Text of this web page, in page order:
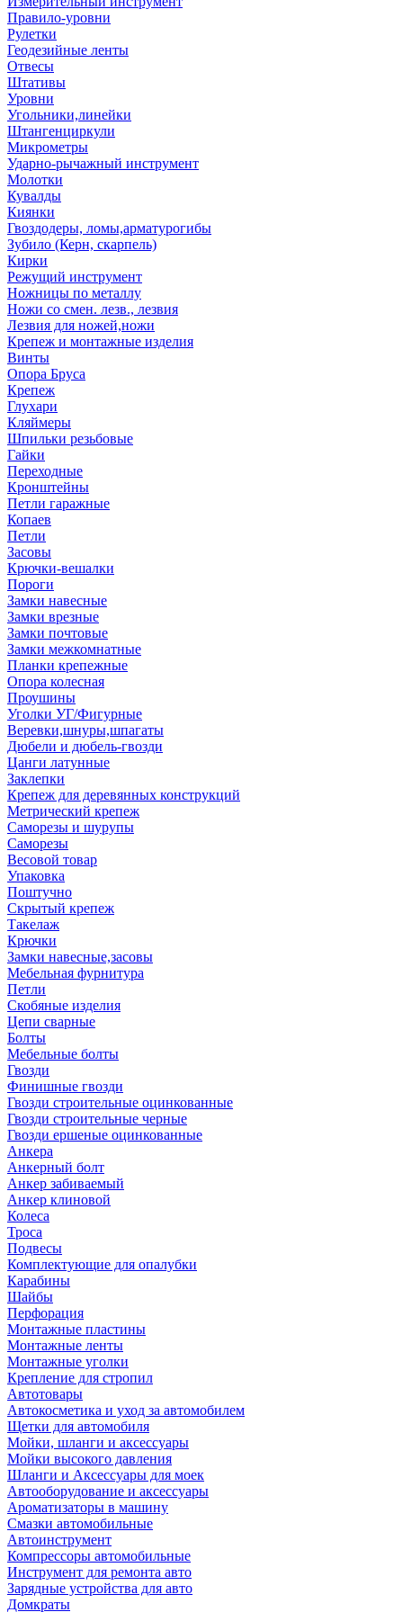
Правило-уровни
Рулетки
Геодезийные ленты
Отвесы
Штативы
Уровни
Угольники,линейки
Штангенциркули
Микрометры
Ударно-рычажный инструмент
Молотки
Кувалды
Киянки
Гвоздодеры, ломы,арматурогибы
Зубило (Керн, скарпель)
Кирки
Режущий инструмент
Ножницы по металлу
Ножи со смен. лезв., лезвия
Лезвия для ножей,ножи
Крепеж и монтажные изделия
Винты
Опора Бруса
Крепеж
Глухари
Кляймеры
Шпильки резьбовые
Гайки
Переходные
Кронштейны
Петли гаражные
Копаев
Петли
Засовы
Крючки-вешалки
Пороги
Замки навесные
Замки врезные
Замки почтовые
Замки межкомнатные
Планки крепежные
Опора колесная
Проушины
Уголки УГ/Фигурные
Веревки,шнуры,шпагаты
Дюбели и дюбель-гвозди
Цанги латунные
Заклепки
Крепеж для деревянных конструкций
Метрический крепеж
Саморезы и шурупы
Саморезы
Весовой товар
Упаковка
Поштучно
Скрытый крепеж
Такелаж
Крючки
Замки навесные,засовы
Мебельная фурнитура
Петли
Скобяные изделия
Цепи сварные
Болты
Мебельные болты
Гвозди
Финишные гвозди
Гвозди строительные оцинкованные
Гвозди строительные черные
Гвозди ершеные оцинкованные
Анкера
Анкерный болт
Анкер забиваемый
Анкер клиновой
Колеса
Троса
Подвесы
Комплектующие для опалубки
Карабины
Шайбы
Перфорация
Монтажные пластины
Монтажные ленты
Монтажные уголки
Крепление для стропил
Автотовары
Автокосметика и уход за автомобилем
Щетки для автомобиля
Мойки, шланги и аксессуары
Мойки высокого давления
Шланги и Аксессуары для моек
Автооборудование и аксессуары
Ароматизаторы в машину
Смазки автомобильные
Автоинструмент
Компрессоры автомобильные
Инструмент для ремонта авто
Зарядные устройства для авто
Домкраты